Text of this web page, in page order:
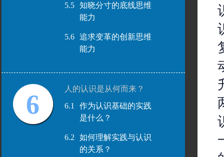
5.5
知晓分寸的底线思维
能力
5.6
追求变革的创新思维
能力
6
人的认识是从何而来？
6.1
作为认识基础的实践
是什么？
6.2
如何理解实践与认识
的关系？